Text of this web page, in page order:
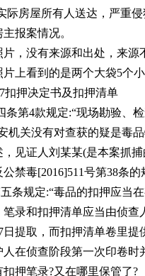
际房屋所有人送达，严重
报案情况。
片，没有来源和出处，来源
上看到的是两个大袋5个
扣押决定书及扣押清单
条第4款规定:“现场勘验、
机关没有对查获的疑是毒
见证人刘某某(是本案抓
公禁毒[2016]511号第38条的
条规定:“毒品的扣押应当
录和扣押清单应当由侦
日提取，而扣押清单卷里提
在侦查阶段第一次印卷
扣押笔录?又在哪里保管了?